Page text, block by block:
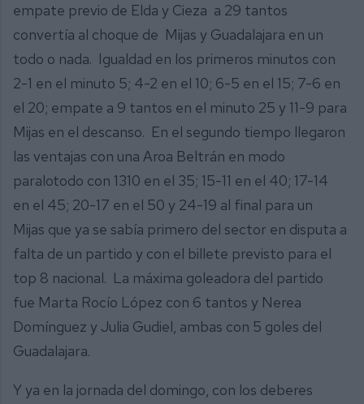
empate previo de Elda y Cieza a 29 tantos
convertía al choque de Mijas y Guadalajara en un
todo o nada. Igualdad en los primeros minutos con
2-1 en el minuto 5; 4-2 en el 10; 6-5 en el 15; 7-6 en
el 20; empate a 9 tantos en el minuto 25 y 11-9 para
Mijas en el descanso. En el segundo tiempo llegaron
las ventajas con una Aroa Beltrán en modo
paralotodo con 1310 en el 35; 15-11 en el 40; 17-14
en el 45; 20-17 en el 50 y 24-19 al final para un
Mijas que ya se sabía primero del sector en disputa a
falta de un partido y con el billete previsto para el
top 8 nacional. La máxima goleadora del partido
fue Marta Rocío López con 6 tantos y Nerea
Domínguez y Julia Gudiel, ambas con 5 goles del
Guadalajara.
Y ya en la jornada del domingo, con los deberes